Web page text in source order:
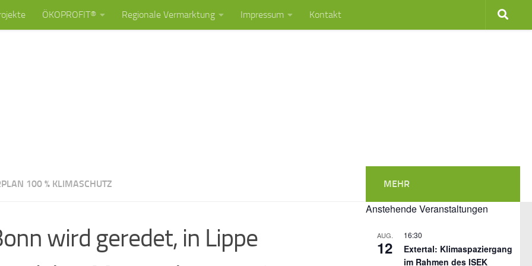
ÖKOPROFIT® Regionale Vermarktung Impressum Kontakt
100 % KLIMASCHUTZ
wird geredet, in Lippe
MEHR
Anstehende Veranstaltungen
AUG.
12
16:30
Extertal: Klimaspaziergang
im Rahmen des ISEK